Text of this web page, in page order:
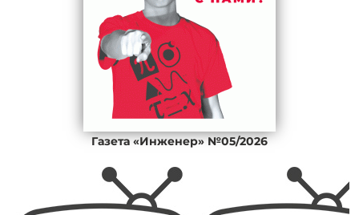
Газета «Инженер» №05/2026